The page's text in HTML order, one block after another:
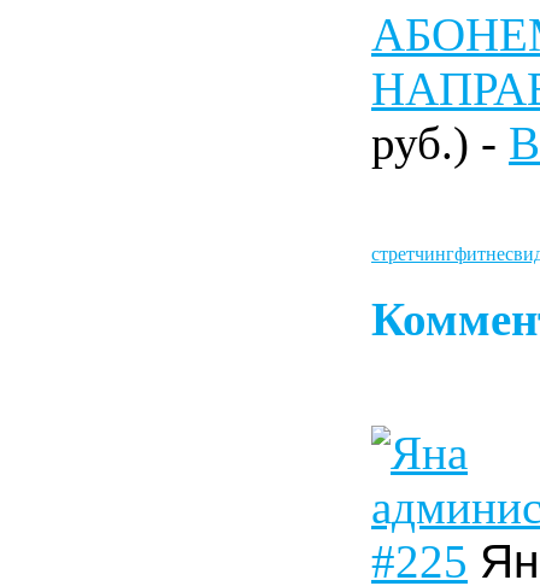
руб.) -
стретчингфитнес
#225